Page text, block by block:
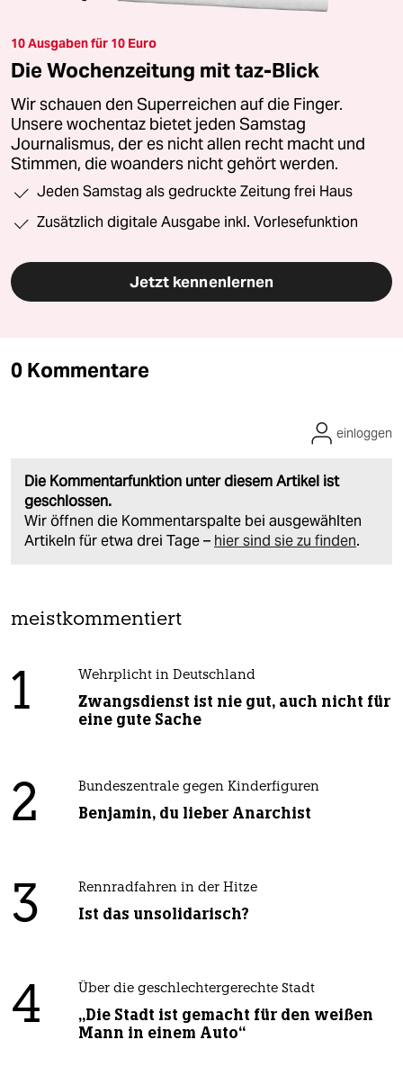
10 Ausgaben für 10 Euro
Die Wochenzeitung mit taz-Blick
Wir schauen den Superreichen auf die Finger.
Unsere wochentaz bietet jeden Samstag
Journalismus, der es nicht allen recht macht und
Stimmen, die woanders nicht gehört werden.
Jeden Samstag als gedruckte Zeitung frei Haus
Zusätzlich digitale Ausgabe inkl. Vorlesefunktion
Jetzt kennenlernen
0 Kommentare
Die Kommentarfunktion unter diesem Artikel ist
geschlossen.
Wir öffnen die Kommentarspalte bei ausgewählten
Artikeln für etwa drei Tage – hier sind sie zu finden.
einloggen
meistkommentiert
1 Wehrplicht in Deutschland
Zwangsdienst ist nie gut, auch nicht für
eine gute Sache
2 Bundeszentrale gegen Kinderfiguren
Benjamin, du lieber Anarchist
3 Rennradfahren in der Hitze
Ist das unsolidarisch?
4 Über die geschlechtergerechte Stadt
„Die Stadt ist gemacht für den weißen
Mann in einem Auto“